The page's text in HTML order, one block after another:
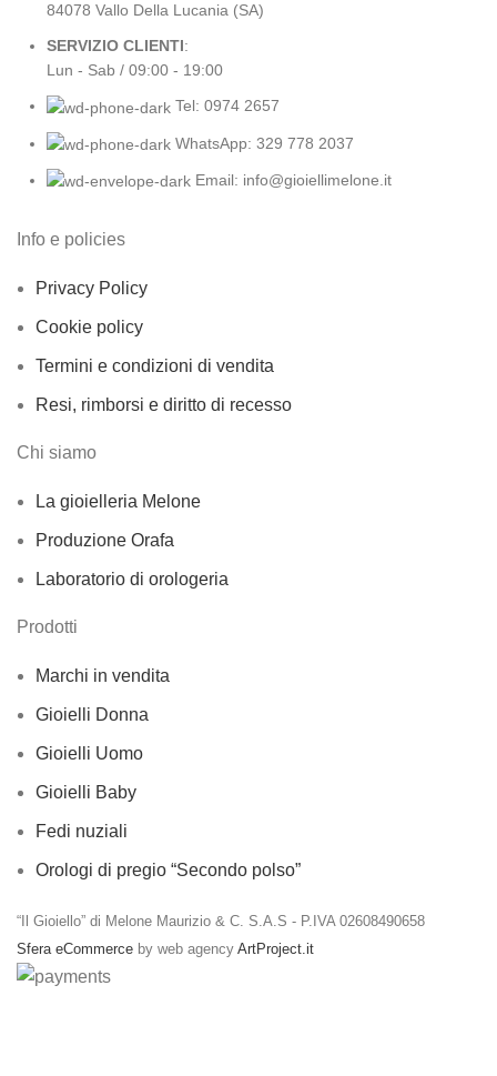
84078 Vallo Della Lucania (SA)
SERVIZIO CLIENTI:
Lun - Sab / 09:00 - 19:00
Tel: 0974 2657
WhatsApp: 329 778 2037
Email: info@gioiellimelone.it
Info e policies
Privacy Policy
Cookie policy
Termini e condizioni di vendita
Resi, rimborsi e diritto di recesso
Chi siamo
La gioielleria Melone
Produzione Orafa
Laboratorio di orologeria
Prodotti
Marchi in vendita
Gioielli Donna
Gioielli Uomo
Gioielli Baby
Fedi nuziali
Orologi di pregio “Secondo polso”
“Il Gioiello” di Melone Maurizio & C. S.A.S - P.IVA 02608490658
Sfera eCommerce by web agency ArtProject.it